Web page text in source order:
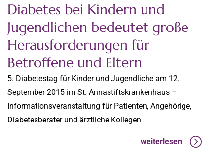
Diabetes bei Kindern und
Jugendlichen bedeutet große
Herausforderungen für
Betroffene und Eltern
5. Diabetestag für Kinder und Jugendliche am 12.
September 2015 im St. Annastiftskrankenhaus –
Informationsveranstaltung für Patienten, Angehörige,
Diabetesberater und ärztliche Kollegen
weiterlesen